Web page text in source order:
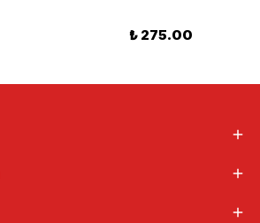
₺ 275.00